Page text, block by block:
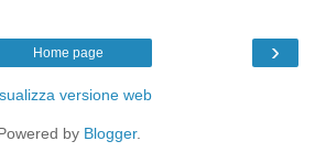
›
Home page
versione web
by Blogger.